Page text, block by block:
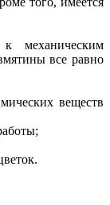
механическим
все равно
веществ